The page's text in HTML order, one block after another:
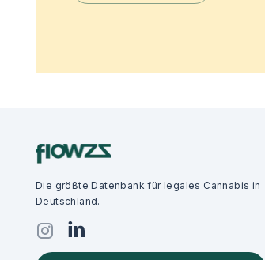
Die größte Datenbank für legales Cannabis in
Deutschland.